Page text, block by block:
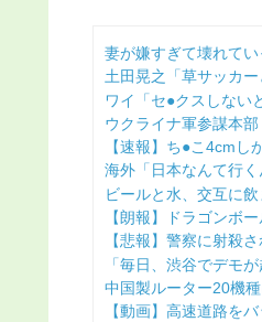
妻が嫌すぎて壊れて
土田晃之「草サッカ
ワイ「セ●クスしない
ウクライナ軍参謀本
【速報】ち●こ4cmし
海外「日本なんて行
ビールと水、交互に
【朗報】ドラゴンボ
【悲報】警察に射殺
「毎日、渋谷でデモ
中国製ルーター20機
【動画】高速道路を